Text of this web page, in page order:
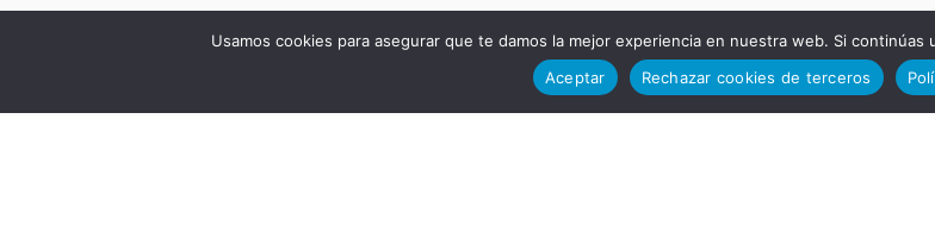
Cádiz,
Usamos cookies para asegurar que te damos la mejor experiencia en nuestra web. Si
Aceptar
Rechazar cookies de terceros